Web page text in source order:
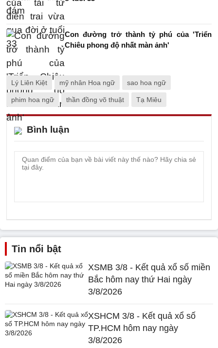
Con đường trở thành tỷ phú của 'Triển
Chiêu phong độ nhất màn ảnh'
Lý Liên Kiệt mỹ nhân Hoa ngữ sao hoa ngữ
phim hoa ngữ thần đồng võ thuật Tạ Miêu
Bình luận
Tin nổi bật
XSMB 3/8 - Kết quả xổ số miền
Bắc hôm nay thứ Hai ngày
3/8/2026
XSHCM 3/8 - Kết quả xổ số
TP.HCM hôm nay ngày
3/8/2026